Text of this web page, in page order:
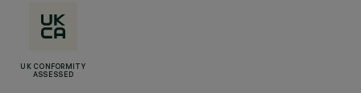
UK CONFORMITY
ASSESSED